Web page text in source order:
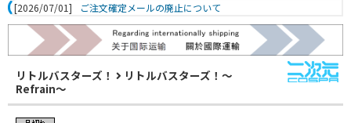
[2026/07/01]
ご注文確定メールの廃止について
リトルバスターズ！
リトルバスターズ！～
Refrain～